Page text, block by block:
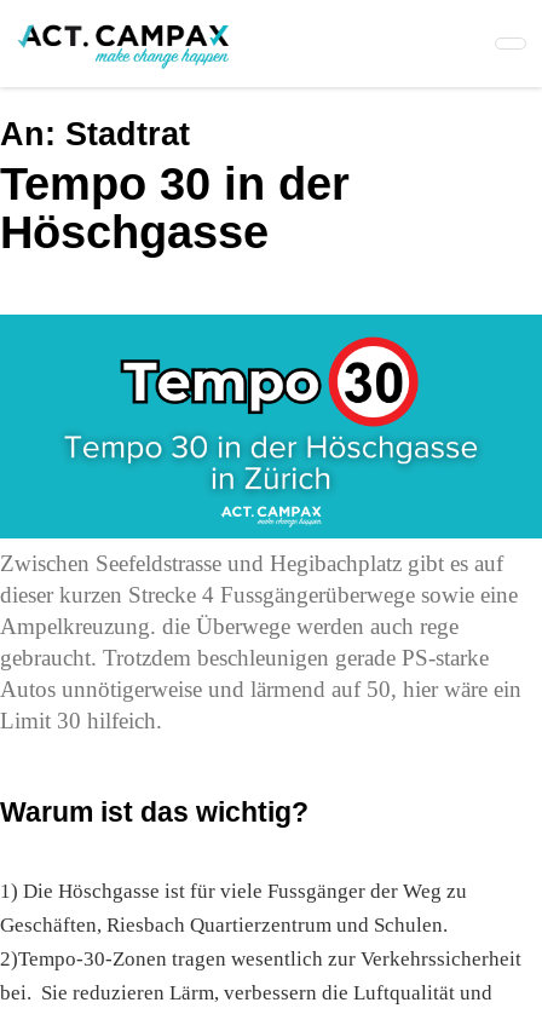
An: Stadtrat
Tempo 30 in der
Höschgasse
Zwischen Seefeldstrasse und Hegibachplatz gibt es auf
dieser kurzen Strecke 4 Fussgängerüberwege sowie eine
Ampelkreuzung. die Überwege werden auch rege
gebraucht. Trotzdem beschleunigen gerade PS-starke
Autos unnötigerweise und lärmend auf 50, hier wäre ein
Limit 30 hilfeich.
Warum ist das wichtig?
1) Die Höschgasse ist für viele Fussgänger der Weg zu
Geschäften, Riesbach Quartierzentrum und Schulen.
2)Tempo-30-Zonen tragen wesentlich zur Verkehrssicherheit
bei. Sie reduzieren Lärm, verbessern die Luftqualität und